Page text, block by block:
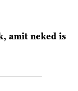
amit neked is